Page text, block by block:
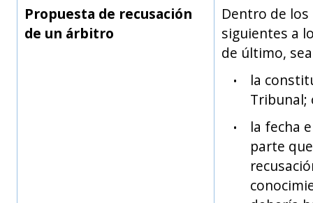
Propuesta de recusación
de un árbitro
Dentro de los
siguientes a
de último,
la
Tribunal;
la fecha
parte